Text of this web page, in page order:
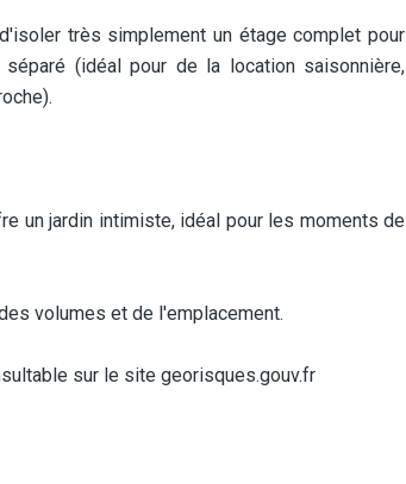
très simplement un étage complet pour
(idéal pour de la location saisonnière,
un jardin intimiste, idéal pour les moments de
volumes et de l'emplacement.
sur le site georisques.gouv.fr